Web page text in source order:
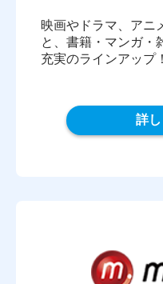
映画やドラマ、アニ
と、書籍・マンガ・
充実のラインアップ！
詳